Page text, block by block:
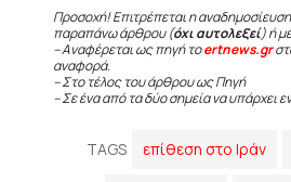
Προσοχή! Επιτρέπεται η
παραπάνω άρθρου (όχι αυτολεξεί) ή
– Αναφέρεται ως πηγή τοertnews.gr
αναφορά.
– Στο τέλος του άρθρου ως Πηγή
– Σε ένα από τα δύο σημεία να υπάρχει
TAGS επίθεση στο Ιράν